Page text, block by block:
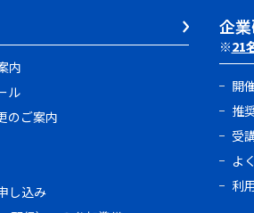
内
ル
のご案内
し込み
企
※21
開
推
受
よ
利